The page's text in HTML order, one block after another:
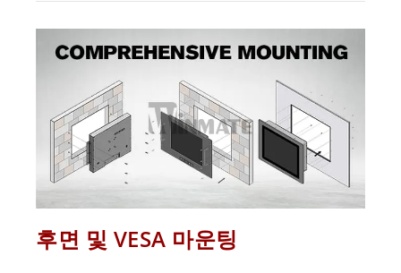
후면 및 VESA 마운팅